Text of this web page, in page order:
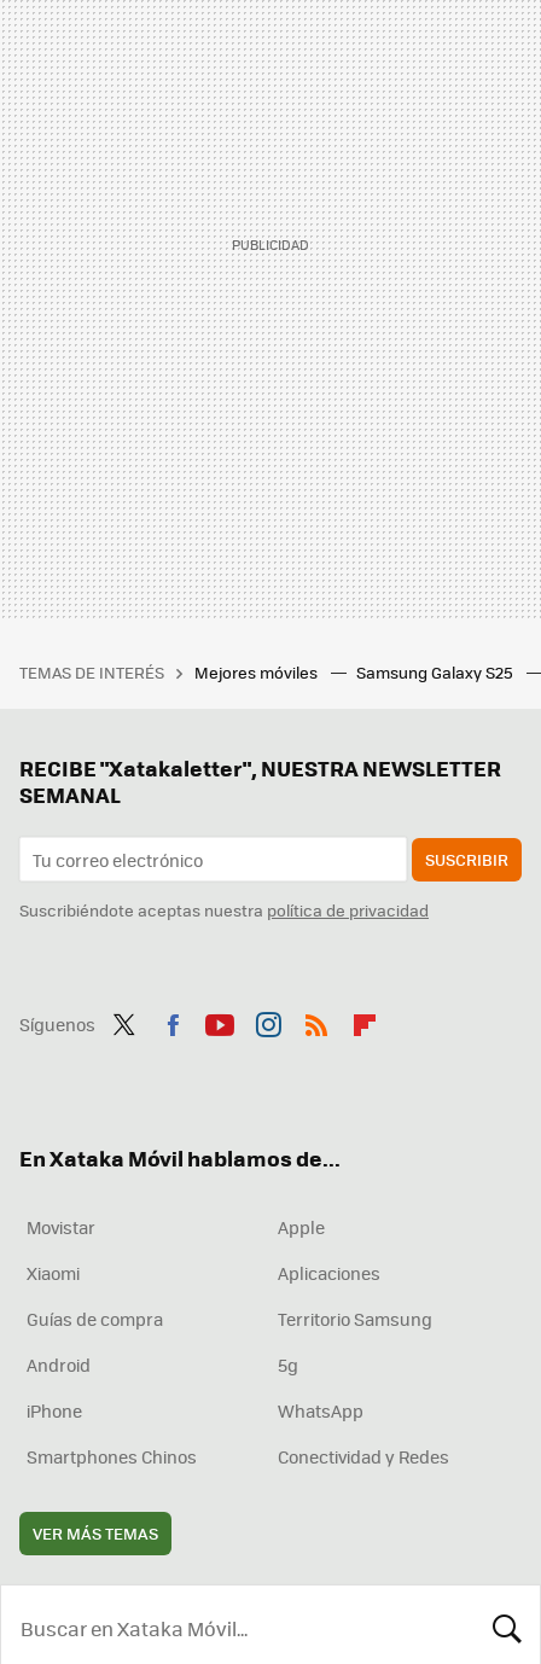
TEMAS DE INTERÉS Mejores móviles Samsung Galaxy S25
RECIBE "Xatakaletter", NUESTRA NEWSLETTER
SEMANAL
SUSCRIBIR
Suscribiéndote aceptas nuestra política de privacidad
Síguenos
En Xataka Móvil hablamos de...
Movistar
Apple
Xiaomi
Aplicaciones
Guías de compra
Territorio Samsung
Android
5g
iPhone
WhatsApp
Smartphones Chinos
Conectividad y Redes
VER MÁS TEMAS